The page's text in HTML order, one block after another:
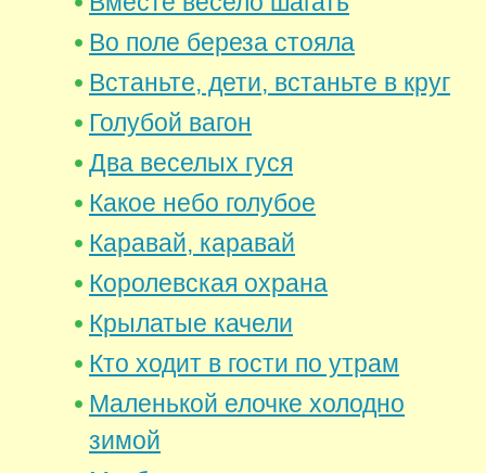
Во поле береза стояла
Встаньте, дети, встаньте в круг
Голубой вагон
Два веселых гуся
Какое небо голубое
Каравай, каравай
Королевская охрана
Крылатые качели
Кто ходит в гости по утрам
Маленькой елочке холодно
зимой